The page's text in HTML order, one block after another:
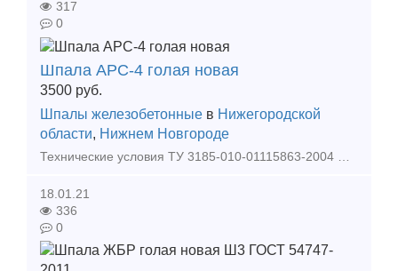
317
0
Шпала АРС-4 голая новая
3500 руб.
Шпалы железобетонные в Нижегородской
области, Нижнем Новгороде
Технические условия ТУ 3185-010-01115863-2004 Настоящие технические условия распространяются на шпалу железобетонную анкерную типа ШС-АРС для железных дорог колеи 1520 мм, предназначенн
18.01.21
336
0